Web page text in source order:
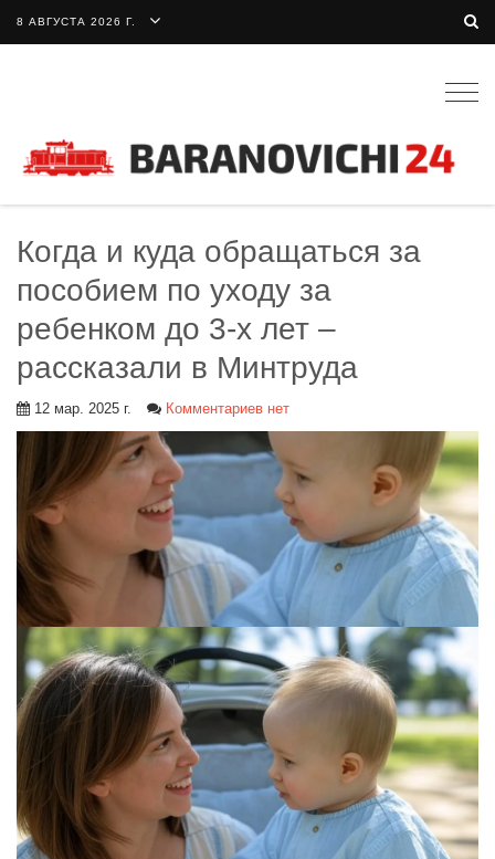
8 АВГУСТА 2026 Г.
Когда и куда обращаться за
пособием по уходу за
ребенком до 3-х лет –
рассказали в Минтруда
12 мар. 2025 г. Комментариев нет